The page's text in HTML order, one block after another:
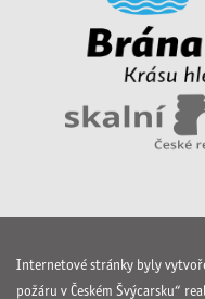
Internetové stránky byly
požáru v Českém Švýcarsku“